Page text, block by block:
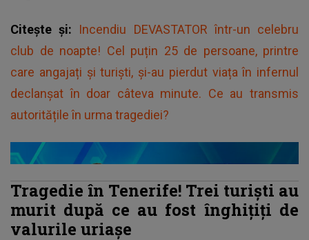
Citește și: Incendiu DEVASTATOR într-un celebru
club de noapte! Cel puțin 25 de persoane, printre
care angajați și turiști, și-au pierdut viața în infernul
declanșat în doar câteva minute. Ce au transmis
autoritățile în urma tragediei?
Tragedie în Tenerife! Trei turiști au
murit după ce au fost înghițiți de
valurile uriașe